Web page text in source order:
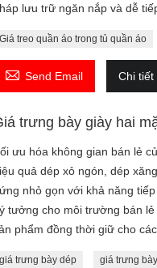
lưu trữ ngăn nắp và dễ
Giá treo quần áo trong tủ quần áo
 Send Email Chi tiết
trưng bày giày hai
ưu hóa không gian bán lẻ
quả dép xỏ ngón, dép
nhỏ gọn với khả năng
tưởng cho môi trường bán
phẩm đồng thời giữ cho
giá trưng bày dép giá trưng